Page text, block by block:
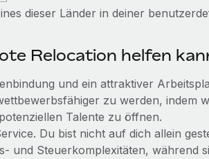
dieser Länder in deiner
Relocation helfen
und ein attraktiver
zu werden, indem
Talente zu öffnen.
Du bist nicht auf dich allein
und Steuerkomplexitäten, während